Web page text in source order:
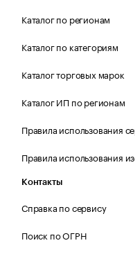
Каталог по регионам
Каталог по категориям
Каталог торговых марок
Каталог ИП по регионам
Правила использования
Правила использования
Контакты
Справка по сервису
Поиск по ОГРН